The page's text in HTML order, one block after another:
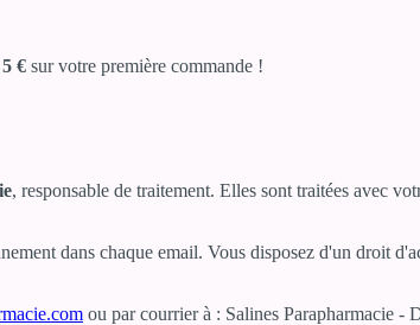
€ sur votre première commande !
, responsable de traitement. Elles sont traitées avec
dans chaque email. Vous disposez d'un droit
ou par courrier à : Salines Parapharmacie -